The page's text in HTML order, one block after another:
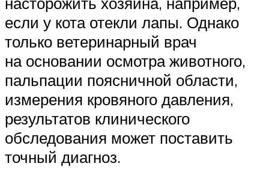
если у кота отекли лапы. Однако
только ветеринарный врач
на основании осмотра животного,
пальпации поясничной области,
измерения кровяного давления,
результатов клинического
обследования может поставить
точный диагноз.